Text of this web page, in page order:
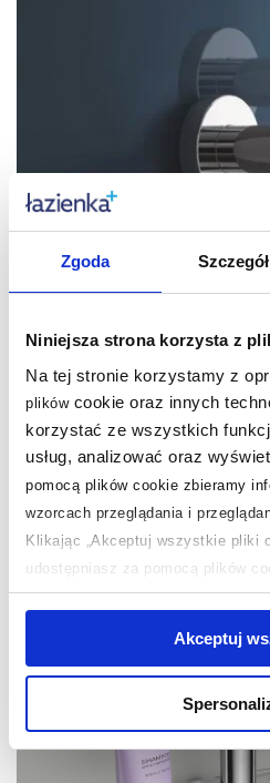
Zgoda
Niniejsza strona korzysta z
Na tej stronie korzystamy z
plikówcookie oraz innych
korzystać ze wszystkich
usług, analizować oraz
pomocą plików cookie zbieramy
wzorcach przeglądania i
Klikając „Akceptuj wszystkie pliki
udostępniasz za pomocą plików
użytkowników zewnętrznych, a
jednak, że zablokowane niektóre
na sposób dostarczania treści
Aby uzyskać więcej informacji na
Akceptuj
Półka GROHE EasyReach
W zestawie otrzymasz
kosmetyki kąpielowe GROHE
uporządkować strefę
w czyszczeniu i elegancka.